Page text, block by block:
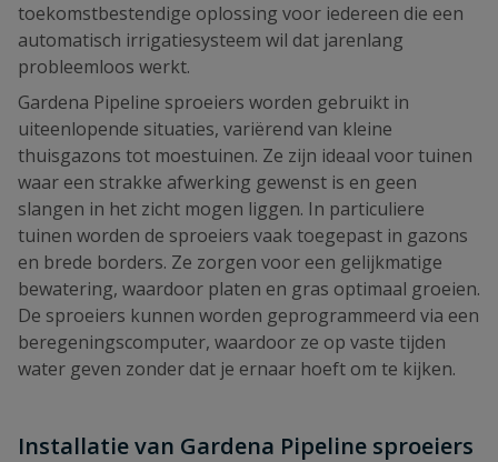
toekomstbestendige oplossing voor iedereen die een
automatisch irrigatiesysteem wil dat jarenlang
probleemloos werkt.
Gardena Pipeline sproeiers worden gebruikt in
uiteenlopende situaties, variërend van kleine
thuisgazons tot moestuinen. Ze zijn ideaal voor tuinen
waar een strakke afwerking gewenst is en geen
slangen in het zicht mogen liggen. In particuliere
tuinen worden de sproeiers vaak toegepast in gazons
en brede borders. Ze zorgen voor een gelijkmatige
bewatering, waardoor platen en gras optimaal groeien.
De sproeiers kunnen worden geprogrammeerd via een
beregeningscomputer, waardoor ze op vaste tijden
water geven zonder dat je ernaar hoeft om te kijken.
Installatie van Gardena Pipeline sproeiers